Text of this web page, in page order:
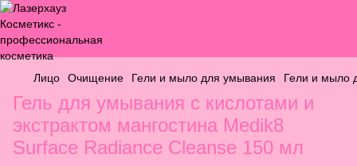
Лицо Очищение Гели и мыло для умывания Гели и мыло
Гель для умывания с кислотами и
экстрактом мангостина Medik8
Surface Radiance Cleanse 150 мл